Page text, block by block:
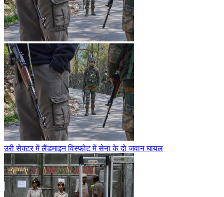
उरी सेक्टर में लैंडमाइन विस्फोट में सेना के दो जवान घायल